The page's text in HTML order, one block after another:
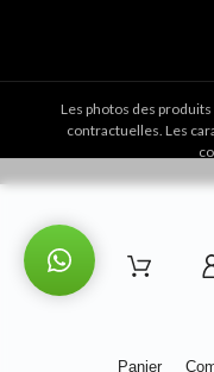
Les photos des
contractuelles. Les
Panier